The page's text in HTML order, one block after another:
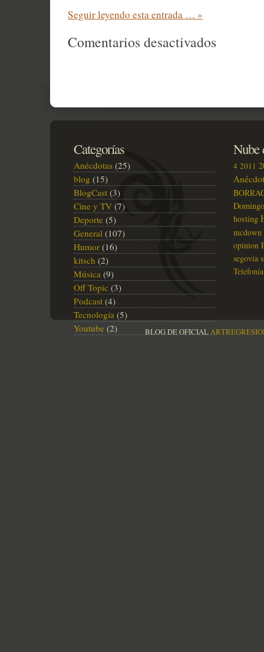
Seguir leyendo esta entrada … »
Comentarios desactivados
etapa…
trabajo…
Categorías
Anécdotas (25)
blog (15)
BlogCast (3)
Cine y TV (7)
Deporte (5)
General (107)
Humor (16)
kitsch (2)
Música (9)
Off Topic (3)
Podcast (4)
Tecnología (5)
Youtube (2)
Nube
4 2011
Domingo
hosting
mcdown
opinion
segovia
Telefonía
BLOG DE OFICIAL